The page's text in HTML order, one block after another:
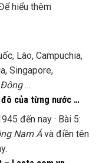
hiểu thêm
Lào, Campuchia,
Singapore,
Đông…
của từng nước …
đến nay · Bài 5:
Nam Á và điền tên